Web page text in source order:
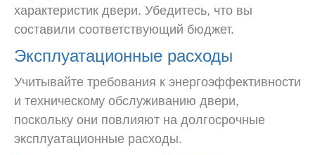
характеристик двери. Убедитесь, что вы
составили соответствующий бюджет.
Эксплуатационные расходы
Учитывайте требования к энергоэффективности
и техническому обслуживанию двери,
поскольку они повлияют на долгосрочные
эксплуатационные расходы.